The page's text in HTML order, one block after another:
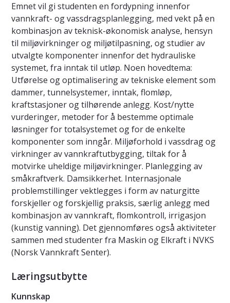
Emnet vil gi studenten en fordypning innenfor
vannkraft- og vassdragsplanlegging, med vekt på en
kombinasjon av teknisk-økonomisk analyse, hensyn
til miljøvirkninger og miljøtilpasning, og studier av
utvalgte komponenter innenfor det hydrauliske
systemet, fra inntak til utløp. Noen hovedtema:
Utførelse og optimalisering av tekniske element som
dammer, tunnelsystemer, inntak, flomløp,
kraftstasjoner og tilhørende anlegg. Kost/nytte
vurderinger, metoder for å bestemme optimale
løsninger for totalsystemet og for de enkelte
komponenter som inngår. Miljøforhold i vassdrag og
virkninger av vannkraftutbygging, tiltak for å
motvirke uheldige miljøvirkninger. Planlegging av
småkraftverk. Damsikkerhet. Internasjonale
problemstillinger vektlegges i form av naturgitte
forskjeller og forskjellig praksis, særlig anlegg med
kombinasjon av vannkraft, flomkontroll, irrigasjon
(kunstig vanning). Det gjennomføres også aktiviteter
sammen med studenter fra Maskin og Elkraft i NVKS
(Norsk Vannkraft Senter).
Læringsutbytte
Kunnskap